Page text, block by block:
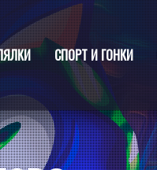
СПОРТ И ГОНКИ